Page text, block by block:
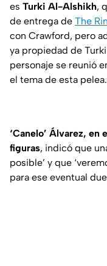
es Turki Al-Alshikh,
de entrega de The
con Crawford, pero
ya propiedad de
personaje se reunió
el tema de esta pelea.
‘Canelo’ Álvarez,
figuras, indicó que
posible’ y que
para ese eventual